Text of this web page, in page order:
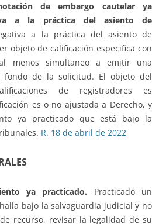
de embargo cautelar ya
a la práctica del asiento de
a la práctica del asiento de
objeto de calificación especifica con
menos simultaneo a emitir una
fondo de la solicitud. El objeto del
de registradores es
es o no ajustada a Derecho, y
ya practicado que está bajo la
R. 18 de abril de 2022
ya practicado. Practicado un
bajo la salvaguardia judicial y no
recurso, revisar la legalidad de su